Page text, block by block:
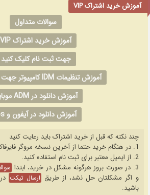
آموزش خرید اشتراک VIP
سوالات متداول
آموزش خرید اشتراک VIP
جهت ثبت نام کلیک کنید
آموزش تنظیمات IDM کامپیوتر جهت دانلود VIP
آموزش دانلود در ADM موبایل
آموزش دانلود در آیفون و ios
چند نکته که قبل از خرید اشتراک باید رعایت کنید
1. در هنگام خرید حتما از آخرین نسخه مروگر فایرفاکس یا کروم استفاده کنید.
2. از ایمیل معتبر برای ثبت نام استفاده کنید.
3. در صورت بروز هرگونه مشکل در خرید، ابتدا
و اگر مشکلتان حل نشد، از طریق ارسال تیکت
باشید.